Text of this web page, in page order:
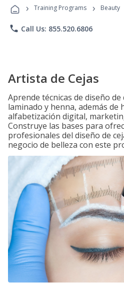
› Training Programs › Beauty
phone Call Us: 855.520.6806
Artista de Cejas
Aprende técnicas de diseño
laminado y henna, además de
alfabetización digital,
Construye las bases para
profesionales del diseño de
negocio de belleza con este